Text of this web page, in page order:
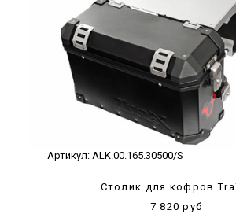
Артикул: ALK.00.165.30500/S
Столик для кофров
7 820 руб